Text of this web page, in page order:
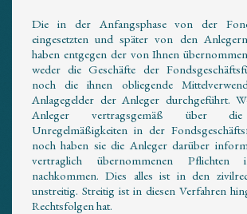
Die in der Anfangsphase von der
eingesetzten und später von den
haben entgegen der von Ihnen
weder die Geschäfte der
noch die ihnen obliegende
Anlagegelder der Anleger durchgeführt.
Anleger vertragsgemäß über die
Unregelmäßigkeiten in der
noch haben sie die Anleger darüber
vertraglich übernommenen
nachkommen. Dies alles ist in den
unstreitig. Streitig ist in diesen Verfahren
Rechtsfolgen hat.